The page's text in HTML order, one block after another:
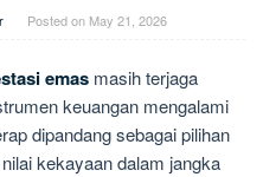
Posted on May 21, 2026
emas masih terjaga
keuangan mengalami
dipandang sebagai pilihan
kekayaan dalam jangka